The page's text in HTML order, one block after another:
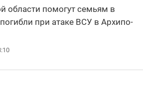
области помогут семьям в
при атаке ВСУ в Архипо-